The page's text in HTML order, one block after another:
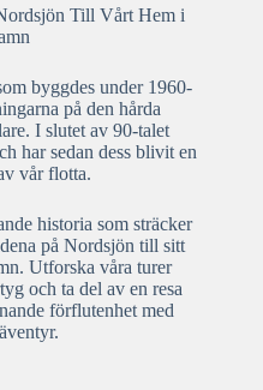
Till Vårt Hem i
byggdes under 1960-
på den hårda
I slutet av 90-talet
har sedan dess blivit en
vår flotta.
historia som sträcker
på Nordsjön till sitt
Utforska våra turer
och ta del av en resa
förflutenhet med